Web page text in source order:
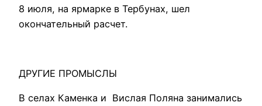
8 июля, на ярмарке в Тербунах, шел
окончательный расчет.
ДРУГИЕ ПРОМЫСЛЫ
В селах Каменка и Вислая Поляна занимались